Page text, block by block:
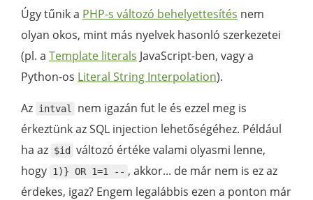
Úgy tűnik a PHP-s változó behelyettesítés nem
olyan okos, mint más nyelvek hasonló szerkezetei
(pl. a Template literals JavaScript-ben, vagy a
Python-os Literal String Interpolation).
Az intval
nem igazán fut le és ezzel meg is
érkeztünk az SQL injection lehetőségéhez. Például
ha az $id változó értéke valami olyasmi lenne,
hogy 1)} OR 1=1 -- , akkor... de már nem is ez az
érdekes, igaz? Engem legalábbis ezen a ponton már